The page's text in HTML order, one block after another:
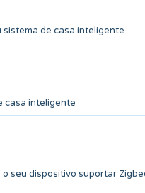
sistema de casa inteligente
casa inteligente
seu dispositivo suportar